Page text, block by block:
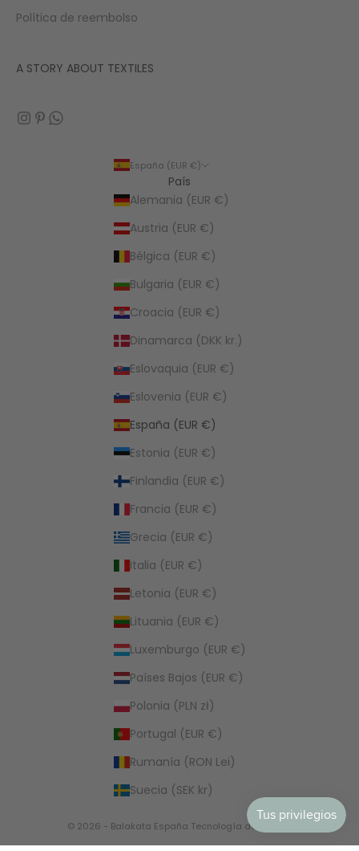
Política de reembolso
A STORY ABOUT TEXTILES
España (EUR €)
País
Alemania (EUR €)
Austria (EUR €)
Bélgica (EUR €)
Bulgaria (EUR €)
Croacia (EUR €)
Dinamarca (DKK kr.)
Eslovaquia (EUR €)
Eslovenia (EUR €)
España (EUR €)
Estonia (EUR €)
Finlandia (EUR €)
Francia (EUR €)
Grecia (EUR €)
Italia (EUR €)
Letonia (EUR €)
Lituania (EUR €)
Luxemburgo (EUR €)
Países Bajos (EUR €)
Polonia (PLN zł)
Portugal (EUR €)
Rumanía (RON Lei)
Suecia (SEK kr)
© 2026 - Balakata España Tecnología de Shopify